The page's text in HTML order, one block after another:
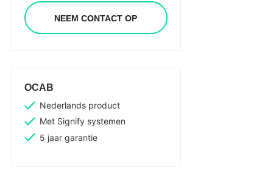
NEEM CONTACT OP
OCAB
Nederlands product
Met Signify systemen
5 jaar garantie